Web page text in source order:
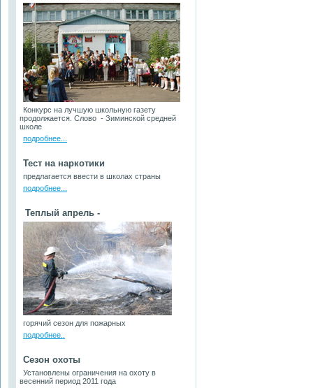
Конкурс на лучшую школьную газету
продолжается. Слово - Зиминской средней
школе
подробнее...
Тест на наркотики
предлагается ввести в школах страны
подробнее...
Теплый апрель -
горячий сезон для пожарных
подробнее..
Сезон охоты
Установлены ограничения на охоту в
весенний период 2011 года